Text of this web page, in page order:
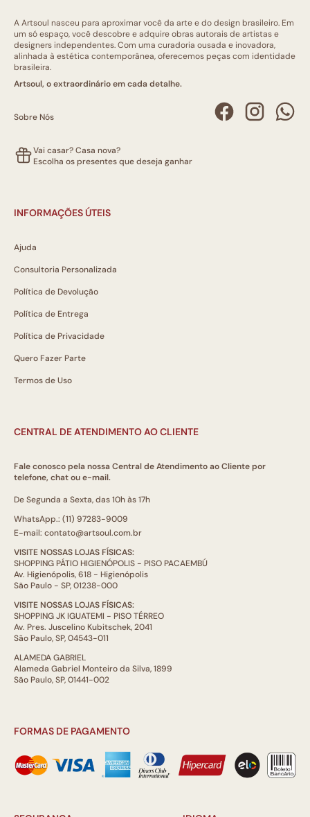
A Artsoul nasceu para aproximar você da arte e do design brasileiro. Em
um só espaço, você descobre e adquire obras autorais de artistas e
designers independentes. Com uma curadoria ousada e inovadora,
alinhada à estética contemporânea, oferecemos peças com identidade
brasileira.
Artsoul, o extraordinário em cada detalhe.
Sobre Nós
Vai casar? Casa nova?
Escolha os presentes que deseja ganhar
INFORMAÇÕES ÚTEIS
Ajuda
Consultoria Personalizada
Política de Devolução
Política de Entrega
Política de Privacidade
Quero Fazer Parte
Termos de Uso
CENTRAL DE ATENDIMENTO AO CLIENTE
Fale conosco pela nossa Central de Atendimento ao Cliente por
telefone, chat ou e-mail.
De Segunda a Sexta, das 10h às 17h
WhatsApp.: (11) 97283-9009
E-mail: contato@artsoul.com.br
VISITE NOSSAS LOJAS FÍSICAS:
SHOPPING PÁTIO HIGIENÓPOLIS - PISO PACAEMBÚ
Av. Higienópolis, 618 - Higienópolis
São Paulo - SP, 01238-000
VISITE NOSSAS LOJAS FÍSICAS:
SHOPPING JK IGUATEMI - PISO TÉRREO
Av. Pres. Juscelino Kubitschek, 2041
São Paulo, SP, 04543-011
ALAMEDA GABRIEL
Alameda Gabriel Monteiro da Silva, 1899
São Paulo, SP, 01441-002
FORMAS DE PAGAMENTO